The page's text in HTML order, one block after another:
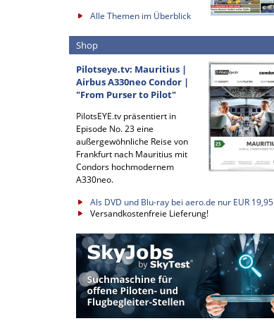
Alle Themen im Überblick
Shop
Pilotseye.tv: Mauritius |
Airbus A330neo Condor |
"From Purser to Pilot"
PilotsEYE.tv präsentiert in
Episode No. 23 eine
außergewöhnliche Reise von
Frankfurt nach Mauritius mit
Condors hochmodernem
A330neo.
Als DVD und Blu-ray bei aero.de nur EUR 19,95
Versandkostenfreie Lieferung!